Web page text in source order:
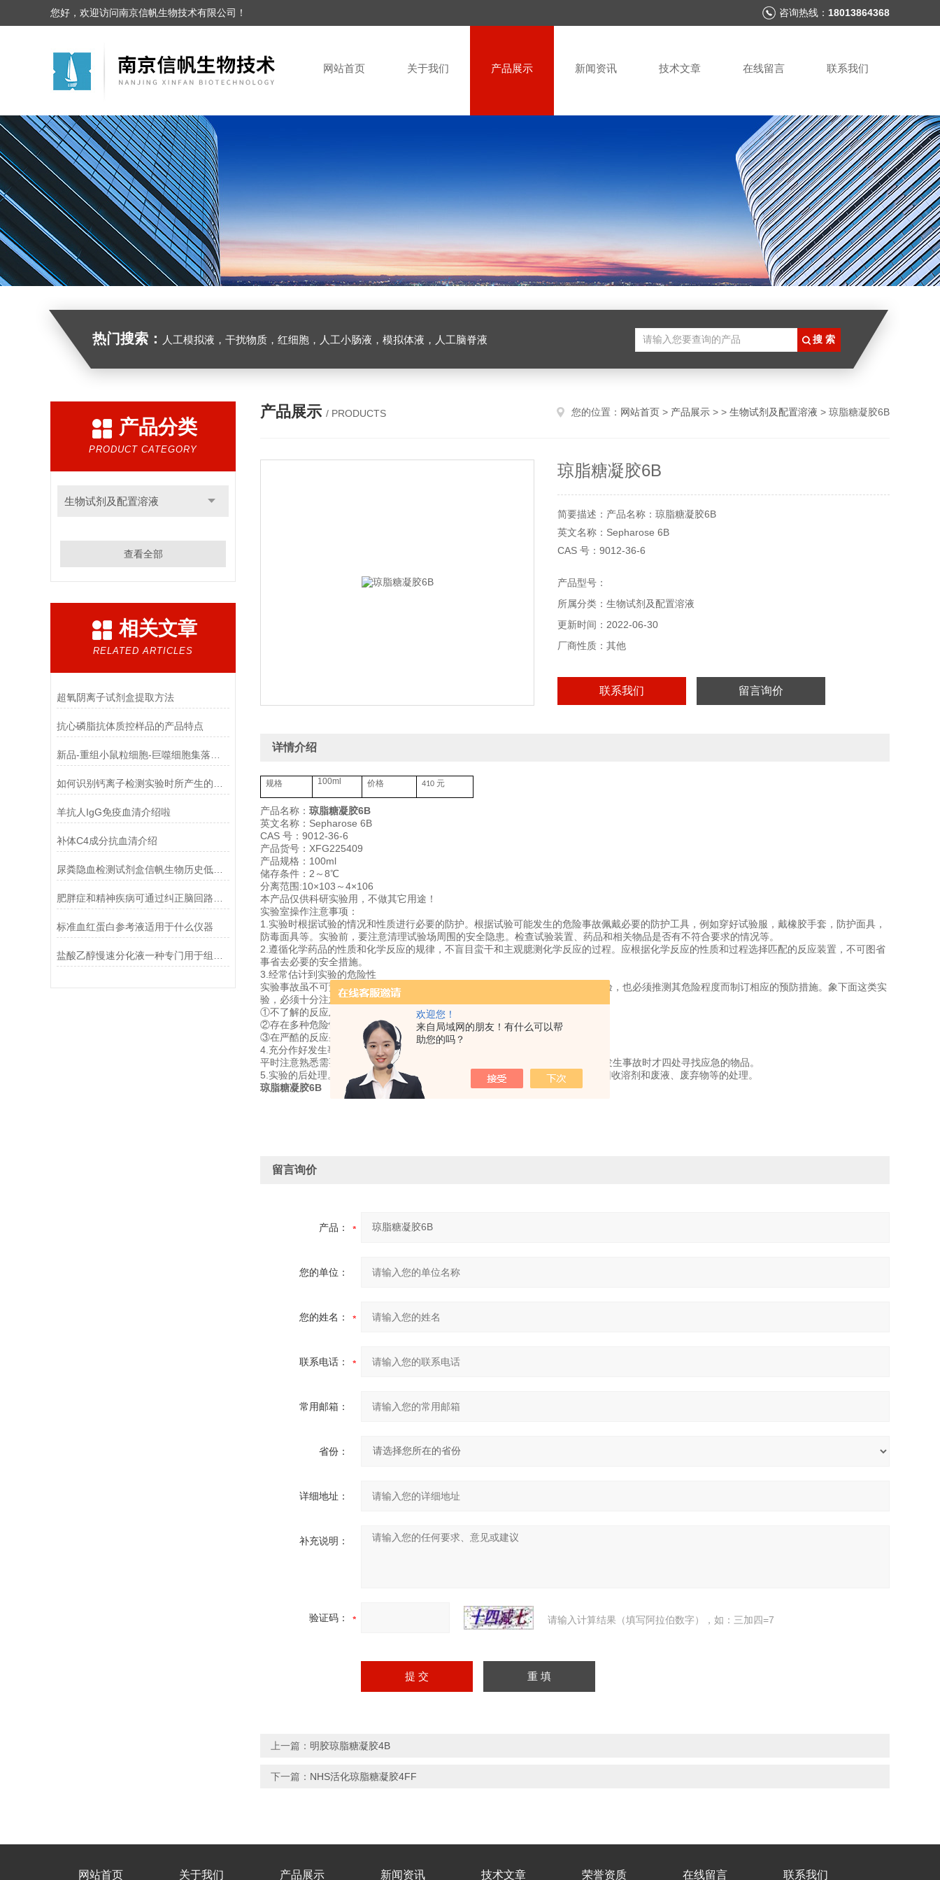
欢迎您！
来自局域网的朋友！有什么可以帮
助您的吗？
您好，欢迎访问南京信帆生物技术有限公司！ 咨询热线： 18013864368
网站首页 关于我们 产品展示 新闻资讯 技术文章 在线留言 联系我们
热门搜索： 人工模拟液，干扰物质，红细胞，人工小肠液，模拟体液，人工脑脊液
产品分类
PRODUCT CATEGORY
生物试剂及配置溶液
查看全部
相关文章
RELATED ARTICLES
超氧阴离子试剂盒提取方法
抗心磷脂抗体质控样品的产品特点
羊抗人IgG免疫血清介绍啦
补体C4成分抗血清介绍
尿粪隐血检测试剂盒信帆生物历史低，*！
标准血红蛋白参考液适用于什么仪器
产品展示 / PRODUCTS 您的位置： 网站首页 > 产品展示 > > 生物试剂及配置溶液 > 琼脂糖凝胶6B
琼脂糖凝胶6B
简要描述：产品名称：琼脂糖凝胶6B
英文名称：Sepharose 6B
CAS 号：9012-36-6
产品规格：100ml
储存条件：2～8℃
本产品仅供科研实验用，不做其它用途！
产品型号：
所属分类：生物试剂及配置溶液
更新时间：2022-06-30
厂商性质：其他
联系我们 留言询价
详情介绍
规格 100ml 价格 410 元
产品名称： 琼脂糖凝胶6B
英文名称：Sepharose 6B
CAS 号：9012-36-6
产品货号：XFG225409
产品规格：100ml
储存条件：2～8℃
分离范围:10×103～4×106
本产品仅供科研实验用，不做其它用途！
实验室操作注意事项：
1.实验时根据试验的情况和性质进行必要的防护。根据试验可能发生的危险事故佩戴必要的防护工具，例如穿好试验服，戴橡胶手套，防护面具，
防毒面具等。实验前，要注意清理试验场周围的安全隐患。检查试验装置、药品和相关物品是否有不符合要求的情况等。
2.遵循化学药品的性质和化学反应的规律，不盲目蛮干和主观臆测化学反应的过程。应根据化学反应的性质和过程选择匹配的反应装置，不可图省
事省去必要的安全措施。
3.经常估计到实验的危险性
实验事故虽不可预测，但其危险性的大小是可以估计到的。即使对不大了解的实验，也必须推测其危险程度而制订相应的预防措施。象下面这类实
验，必须十分注意。
①不了解的反应及操作;
②存在多种危险性的实验(如发生火灾、毒气等);
③在严酷的反应条件(如高温、高压等)下进行的实验。
4.充分作好发生事故时的预防措施并加以检查。
平时注意熟悉需要关闭的主要龙头、电气开关，灭火器的位置及操作方法，避免发生事故时才四处寻找应急的物品。
5.实验的后处理。实验的后处理工作，亦属实验过程的组成部份。特别不可忽略回收溶剂和废液、废弃物等的处理。
琼脂糖凝胶6B
留言询价
产品：
您的单位：
您的姓名：
联系电话：
常用邮箱：
省份：
详细地址：
补充说明：
验证码： 请输入计算结果（填写阿拉伯数字），如：三加四=7
上一篇： 明胶琼脂糖凝胶4B
下一篇： NHS活化琼脂糖凝胶4FF
网站首页 关于我们 产品展示 新闻资讯 技术文章 荣誉资质 在线留言 联系我们